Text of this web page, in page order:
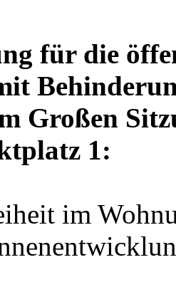
für die
Großen
1:
im